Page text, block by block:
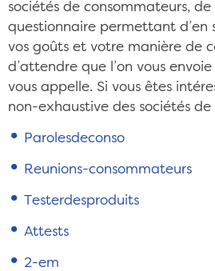
sociétés de consommateurs,
questionnaire permettant d’en
vos goûts et votre manière de
d’attendre que l’on vous
vous appelle. Si vous êtes
non-exhaustive des sociétés
Parolesdeconso
Reunions-consommateurs
Testerdesproduits
Attests
2-em